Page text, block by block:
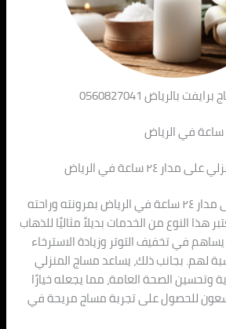
بالرياض 0560827041
٢٤ ساعة في الرياض
يتميز مساج المنزلي على مدار ٢٤ ساعة في الرياض بمرونته وراحته
هذا النوع من الخدمات بديلاً مثاليًا للذهاب
في تخفيف التوتر وزيادة الاسترخاء
لهم. بجانب ذلك، يساعد مساج المنزلي
وتحسين الصحة العامة، مما يجعله خيارًا
للحصول على تجربة مساج مريحة في